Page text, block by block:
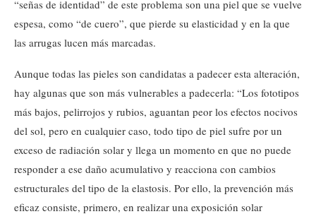
“señas de identidad” de este problema son una piel que se vuelve
espesa, como “de cuero”, que pierde su elasticidad y en la que
las arrugas lucen más marcadas.
Aunque todas las pieles son candidatas a padecer esta alteración,
hay algunas que son más vulnerables a padecerla: “Los fototipos
más bajos, pelirrojos y rubios, aguantan peor los efectos nocivos
del sol, pero en cualquier caso, todo tipo de piel sufre por un
exceso de radiación solar y llega un momento en que no puede
responder a ese daño acumulativo y reacciona con cambios
estructurales del tipo de la elastosis. Por ello, la prevención más
eficaz consiste, primero, en realizar una exposición solar